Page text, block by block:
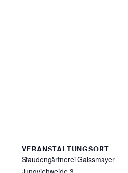
VERANSTALTUNGSORT
Staudengärtnerei Gaissmayer
Jungviehweide 3